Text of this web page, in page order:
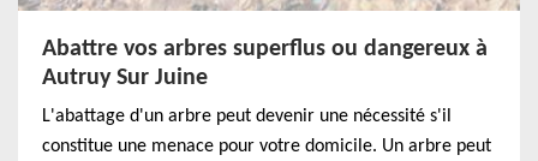
Abattre vos arbres superflus ou dangereux à
Autruy Sur Juine
L'abattage d'un arbre peut devenir une nécessité s'il
constitue une menace pour votre domicile. Un arbre peut